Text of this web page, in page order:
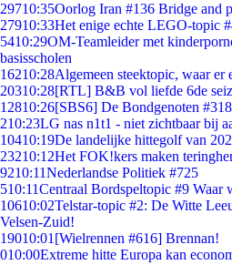
29710:35Oorlog Iran #136 Bridge and
27910:33Het enige echte LEGO-topic
5410:29OM-Teamleider met
basisscholen
16210:28Algemeen steektopic, waar er
20310:28[RTL] B&B vol liefde 6de
12810:26[SBS6] De Bondgenoten
210:23LG nas n1t1 - niet zichtbaar bij
10410:19De landelijke hittegolf van
23210:12Het FOK!kers maken
9210:11Nederlandse Politiek #725
510:11Centraal Bordspeltopic #9 Waar
10610:02Telstar-topic #2: De Witte
Velsen-Zuid!
19010:01 [Wielrennen #616] Brennan!
010:00Extreme hitte Europa kan